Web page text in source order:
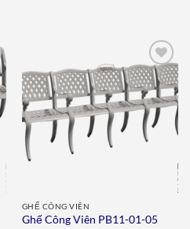
Add to
wishlist
GHẾ CÔNG VIÊN
Ghế Công Viên PB11-01-05